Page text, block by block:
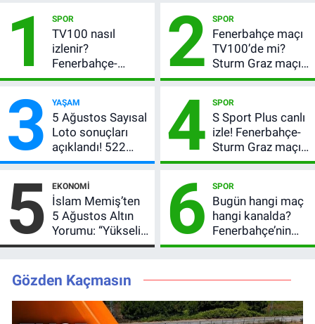
1 SPOR
TV100 nasıl
izlenir?
Fenerbahçe-
Sturm Graz maçı
bilgileri
2 SPOR
Fenerbahçe maçı
TV100’de mi?
Sturm Graz maçı
hangi kanalda,
3 YAŞAM
5 Ağustos Sayısal
Loto sonuçları
açıklandı! 522
milyon TL devretti
4 SPOR
S Sport Plus canlı
izle! Fenerbahçe-
Sturm Graz maçı
nasıl izlenir?
5 EKONOMI
İslam Memiş’ten
5 Ağustos Altın
Yorumu: “Yükseliş
Beklentim Devam
Kritik Uyarıyı Yaptı
6 SPOR
Bugün hangi maç
hangi kanalda?
Fenerbahçe’nin
Avrupa sınavı
Gözden Kaçmasın